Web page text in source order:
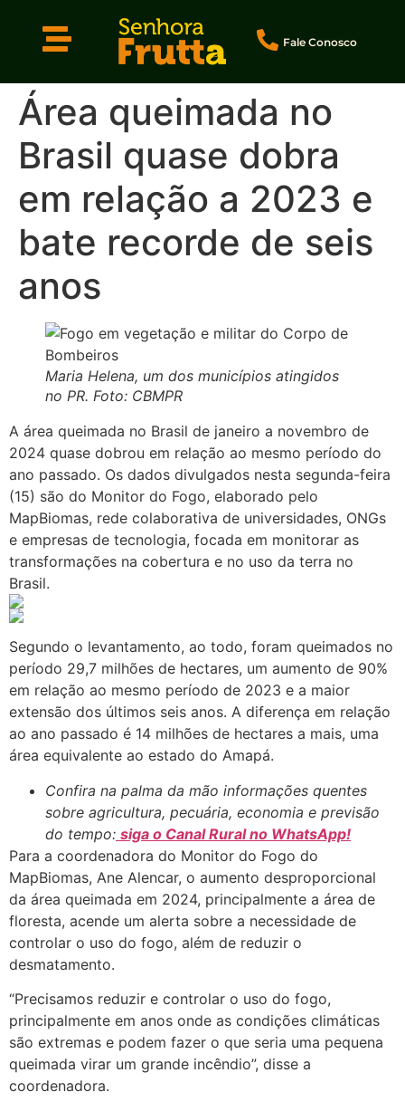
Fale Conosco
Área queimada no
Brasil quase dobra
em relação a 2023 e
bate recorde de seis
anos
Maria Helena, um dos municípios atingidos
no PR. Foto: CBMPR
A área queimada no Brasil de janeiro a novembro de
2024 quase dobrou em relação ao mesmo período do
ano passado. Os dados divulgados nesta segunda-feira
(15) são do Monitor do Fogo, elaborado pelo
MapBiomas, rede colaborativa de universidades, ONGs
e empresas de tecnologia, focada em monitorar as
transformações na cobertura e no uso da terra no
Brasil.
Segundo o levantamento, ao todo, foram queimados no
período 29,7 milhões de hectares, um aumento de 90%
em relação ao mesmo período de 2023 e a maior
extensão dos últimos seis anos. A diferença em relação
ao ano passado é 14 milhões de hectares a mais, uma
área equivalente ao estado do Amapá.
Confira na palma da mão informações quentes
sobre agricultura, pecuária, economia e previsão
do tempo: siga o Canal Rural no WhatsApp!
Para a coordenadora do Monitor do Fogo do
MapBiomas, Ane Alencar, o aumento desproporcional
da área queimada em 2024, principalmente a área de
floresta, acende um alerta sobre a necessidade de
controlar o uso do fogo, além de reduzir o
desmatamento.
“Precisamos reduzir e controlar o uso do fogo,
principalmente em anos onde as condições climáticas
são extremas e podem fazer o que seria uma pequena
queimada virar um grande incêndio”, disse a
coordenadora.